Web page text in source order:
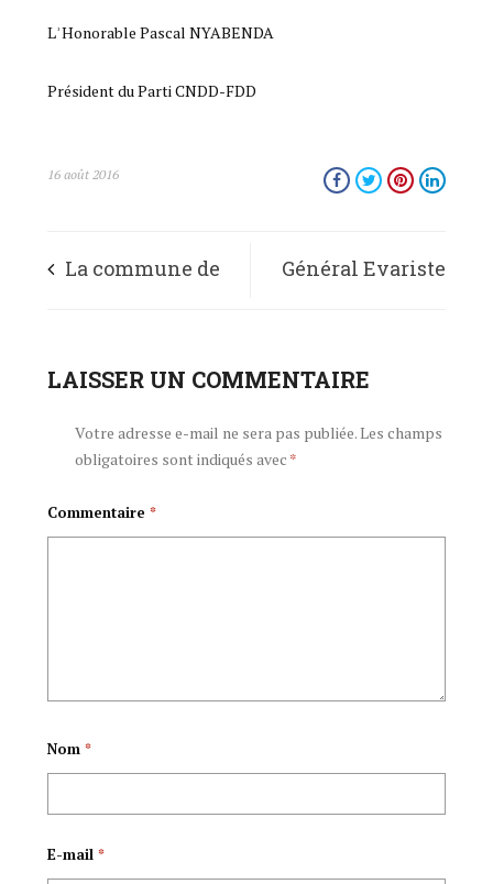
LʾHonorable Pascal NYABENDA
Président du Parti CNDD-FDD
16 août 2016
La commune de
neuve
Général Evariste
Secrétaire Général
du CNDD-FDD
LAISSER UN COMMENTAIRE
Votre adresse e-mail ne sera pas publiée.Les champs
obligatoires sont indiqués avec *
Commentaire *
Nom *
E-mail *